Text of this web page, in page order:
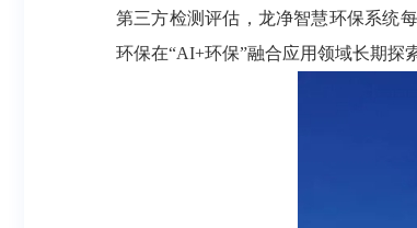
第三方检测评估，龙净智慧环保系统
环保在“AI+环保”融合应用领域长期探